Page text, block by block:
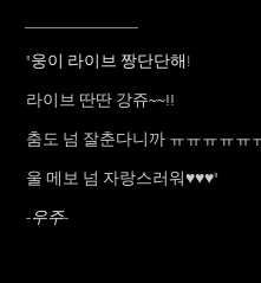
____________
"웅이 라이브 짱단단해!
라이브 딴딴 강쥬~~!!
춤도 넘 잘춘다니까 ㅠㅠㅠㅠㅠ
울 메보 넘 자랑스러워♥♥♥"
-우주-